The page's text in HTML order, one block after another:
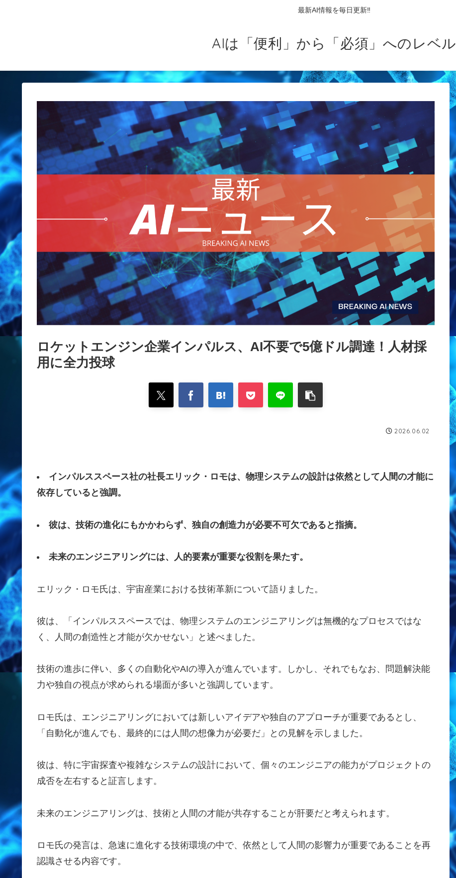
最新AI情報を毎日更新‼
AIは「便利」から「必須」へのレベル
ロケットエンジン企業インパルス、AI不要で5億ドル調達！人材採
用に全力投球
2026.06.02
インパルススペース社の社長エリック・ロモは、物理システムの設計は依然として人間の才能に
依存していると強調。
彼は、技術の進化にもかかわらず、独自の創造力が必要不可欠であると指摘。
未来のエンジニアリングには、人的要素が重要な役割を果たす。
エリック・ロモ氏は、宇宙産業における技術革新について語りました。
彼は、「インパルススペースでは、物理システムのエンジニアリングは無機的なプロセスではな
く、人間の創造性と才能が欠かせない」と述べました。
技術の進歩に伴い、多くの自動化やAIの導入が進んでいます。しかし、それでもなお、問題解決能
力や独自の視点が求められる場面が多いと強調しています。
ロモ氏は、エンジニアリングにおいては新しいアイデアや独自のアプローチが重要であるとし、
「自動化が進んでも、最終的には人間の想像力が必要だ」との見解を示しました。
彼は、特に宇宙探査や複雑なシステムの設計において、個々のエンジニアの能力がプロジェクトの
成否を左右すると証言します。
未来のエンジニアリングは、技術と人間の才能が共存することが肝要だと考えられます。
ロモ氏の発言は、急速に進化する技術環境の中で、依然として人間の影響力が重要であることを再
認識させる内容です。